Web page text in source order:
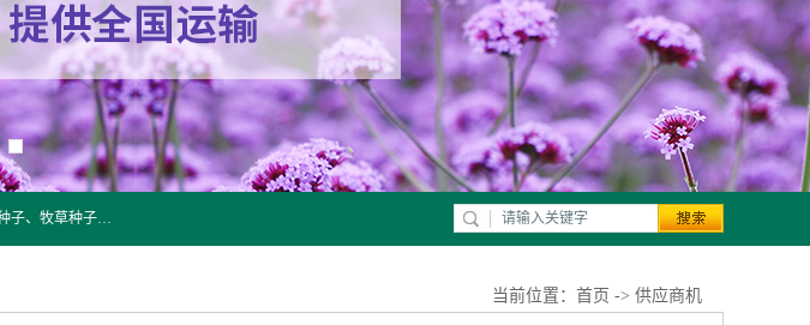
江苏野春种业有限公司是一家种子批发企业，位于沭阳县刘集镇南岗庄村杨东组159号，主要经营草坪种子、牧草种子、花草种子、复绿草种、绿化草籽、护坡草籽、绿肥种子、灌木种子、黑麦草种子、高羊茅种子、早熟禾种子、狗牙根种子、剪股颖种子等。
当前位置： 首页 -> 供应商机